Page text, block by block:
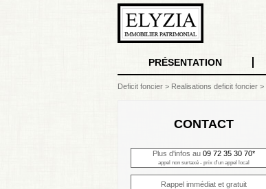
PRÉSENTATION
Deficit foncier > Realisations deficit foncier >
CONTACT
Plus d'infos au 09 72 35 30 70*
appel non surtaxé - prix d'un appel local
Rappel immédiat et gratuit